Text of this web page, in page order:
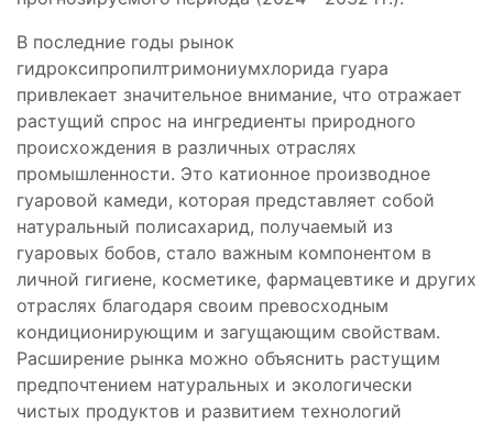
В последние годы рынок
гидроксипропилтримониумхлорида гуара
привлекает значительное внимание, что отражает
растущий спрос на ингредиенты природного
происхождения в различных отраслях
промышленности. Это катионное производное
гуаровой камеди, которая представляет собой
натуральный полисахарид, получаемый из
гуаровых бобов, стало важным компонентом в
личной гигиене, косметике, фармацевтике и других
отраслях благодаря своим превосходным
кондиционирующим и загущающим свойствам.
Расширение рынка можно объяснить растущим
предпочтением натуральных и экологически
чистых продуктов и развитием технологий